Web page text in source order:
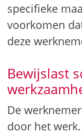
specifieke
voorkomen
deze
Bewijslast
De
door het